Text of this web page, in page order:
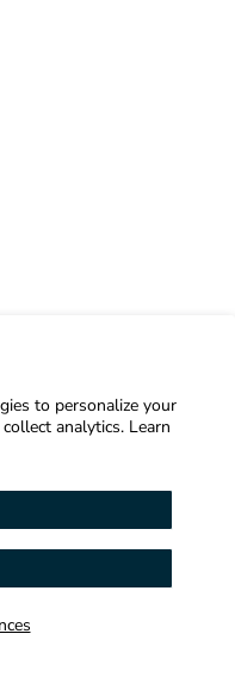
to personalize your
analytics. Learn